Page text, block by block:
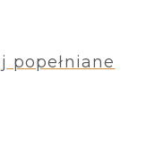
popełniane